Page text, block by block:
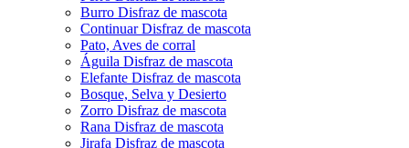
Burro Disfraz de mascota
Continuar Disfraz de mascota
Pato, Aves de corral
Águila Disfraz de mascota
Elefante Disfraz de mascota
Bosque, Selva y Desierto
Zorro Disfraz de mascota
Rana Disfraz de mascota
Jirafa Disfraz de mascota